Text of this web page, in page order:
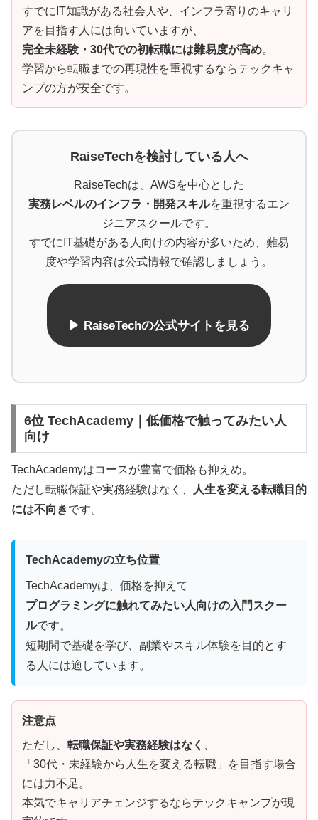
すでにIT知識がある社会人や、インフラ寄りのキャリ
アを目指す人には向いていますが、
完全未経験・30代での初転職には難易度が高め。
学習から転職までの再現性を重視するならテックキャ
ンプの方が安全です。
RaiseTechを検討している人へ
RaiseTechは、AWSを中心とした
実務レベルのインフラ・開発スキルを重視するエン
ジニアスクールです。
すでにIT基礎がある人向けの内容が多いため、難易
度や学習内容は公式情報で確認しましょう。
▶ RaiseTechの公式サイトを見る
6位 TechAcademy｜低価格で触ってみたい人
向け
TechAcademyはコースが豊富で価格も抑えめ。
ただし転職保証や実務経験はなく、
人生を変える転職目的
には不向きです。
TechAcademyの立ち位置
TechAcademyは、価格を抑えて
プログラミングに触れてみたい人向けの入門スクー
ルです。
短期間で基礎を学び、副業やスキル体験を目的とす
る人には適しています。
注意点
ただし、 転職保証や実務経験はなく 、
「30代・未経験から人生を変える転職」を目指す場合
には力不足。
本気でキャリアチェンジするならテックキャンプが現